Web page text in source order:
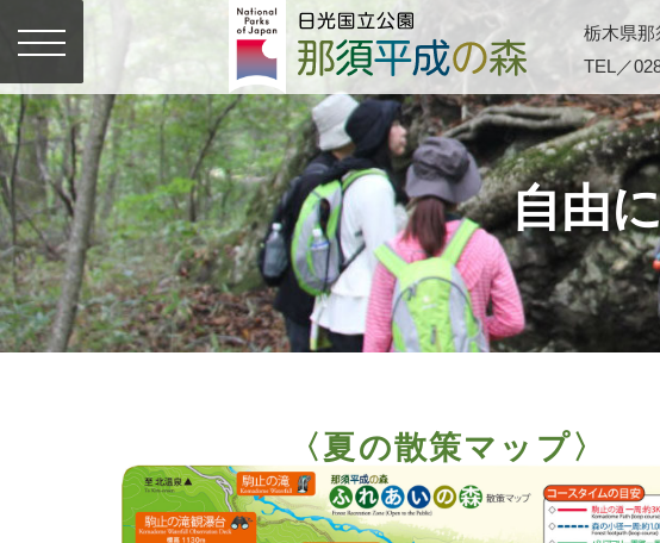
栃木県
TEL／
自由
〈夏の散策マップ〉